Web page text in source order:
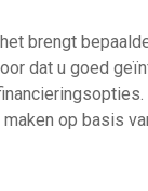
brengt
dat u goed
op basis